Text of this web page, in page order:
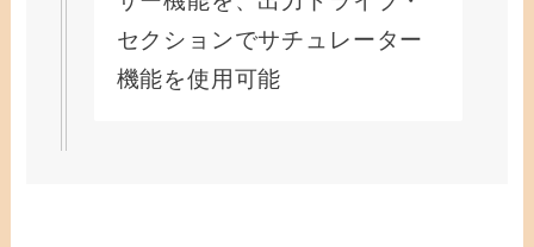
セクションでサチュレーター
機能を使用可能